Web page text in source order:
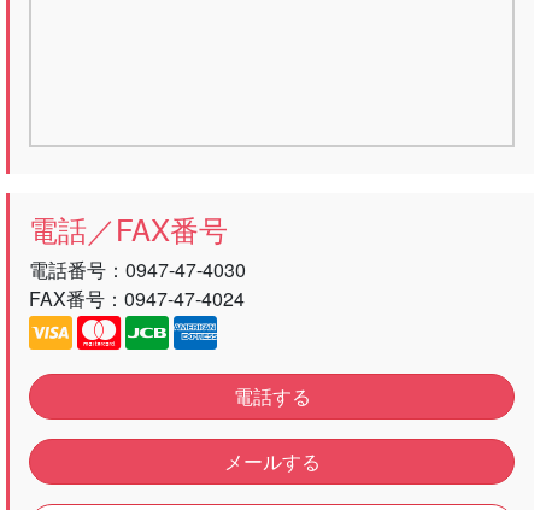
電話／FAX番号
電話番号： 0947-47-4030
FAX番号：0947-47-4024
電話する
メールする